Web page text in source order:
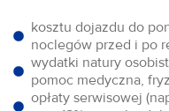
kosztu dojazdu do
noclegów przed i po
wydatki natury
pomoc medyczna,
opłaty serwisowej